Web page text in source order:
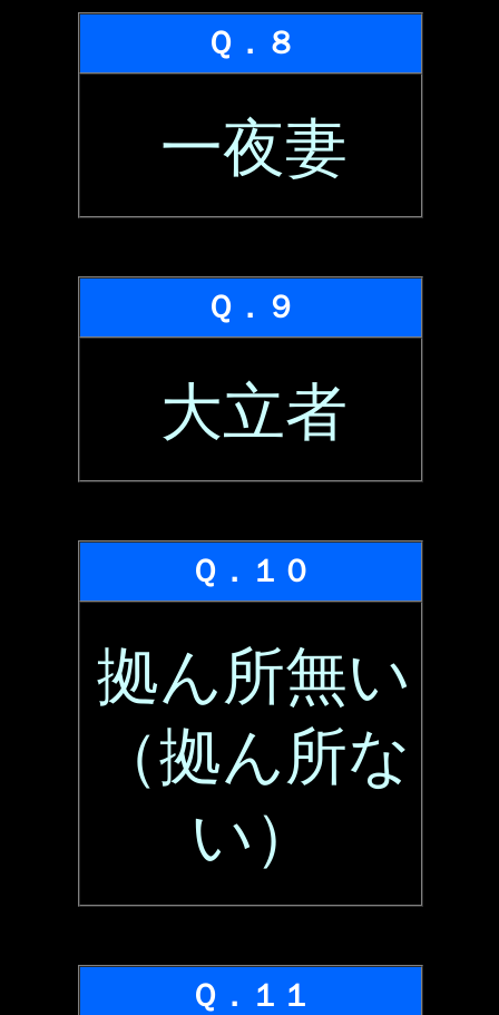
Ｑ．８
一夜妻
Ｑ．９
大立者
Ｑ．１０
拠ん所無い
（拠ん所な
い）
Ｑ．１１